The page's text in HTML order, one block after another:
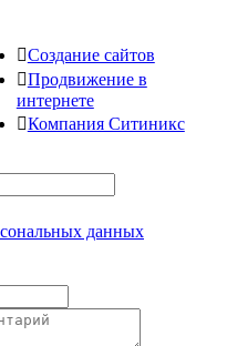
Создание сайтов
Продвижение в
интернете
Компания Ситиникс
данных